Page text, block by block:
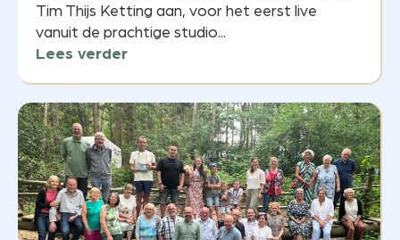
Tim Thijs Ketting aan, voor het eerst live
vanuit de prachtige studio...
Lees verder